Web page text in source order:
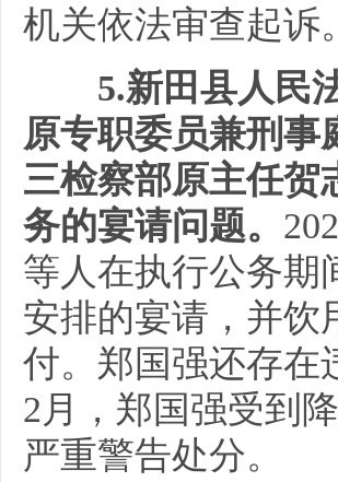
机关依法审查起诉。
5.新田县人民
原专职委员兼刑事
三检察部原主任贺
务的宴请问题。
等人在执行公务期
安排的宴请，并饮
付。郑国强还存在
2月，郑国强受到
严重警告处分。